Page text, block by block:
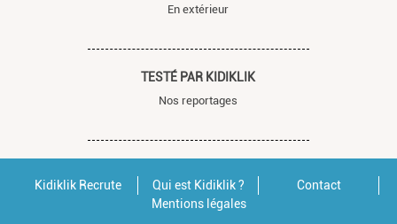
En extérieur
TESTÉ PAR KIDIKLIK
Nos reportages
Kidiklik Recrute Qui est Kidiklik ?
Contact
Mentions légales